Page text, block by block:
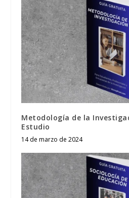
Metodología de la
Estudio
14 de marzo de 2024